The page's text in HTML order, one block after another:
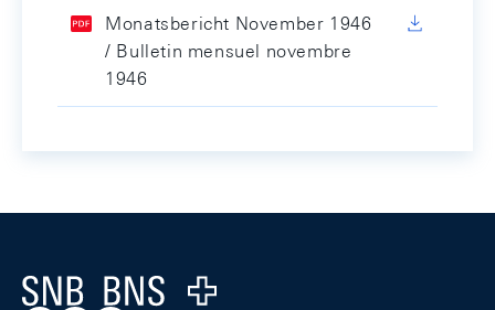
Monatsbericht November 1946
/ Bulletin mensuel novembre
1946
Logo